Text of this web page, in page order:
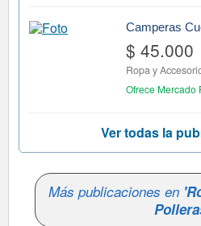
Camperas
$ 45.000
Ropa y
Ofrece Mercado
Ver todas la
Más publicaciones en